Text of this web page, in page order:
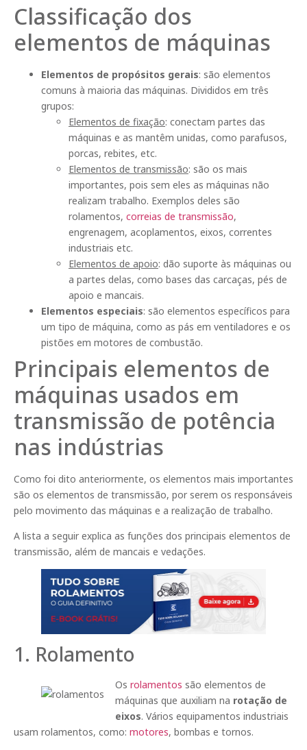
Classificação dos
elementos de máquinas
Elementos de propósitos gerais: são elementos
comuns à maioria das máquinas. Divididos em três
grupos:
Elementos de fixação: conectam partes das
máquinas e as mantêm unidas, como parafusos,
porcas, rebites, etc.
Elementos de transmissão: são os mais
importantes, pois sem eles as máquinas não
realizam trabalho. Exemplos deles são
rolamentos, correias de transmissão,
engrenagem, acoplamentos, eixos, correntes
industriais etc.
Elementos de apoio: dão suporte às máquinas ou
a partes delas, como bases das carcaças, pés de
apoio e mancais.
Elementos especiais: são elementos específicos para
um tipo de máquina, como as pás em ventiladores e os
pistões em motores de combustão.
Principais elementos de
máquinas usados em
transmissão de potência
nas indústrias
Como foi dito anteriormente, os elementos mais importantes
são os elementos de transmissão, por serem os responsáveis
pelo movimento das máquinas e a realização de trabalho.
A lista a seguir explica as funções dos principais elementos de
transmissão, além de mancais e vedações.
1. Rolamento
Os rolamentos são elementos de
máquinas que auxiliam na rotação de
eixos. Vários equipamentos industriais
usam rolamentos, como: motores, bombas e tornos.